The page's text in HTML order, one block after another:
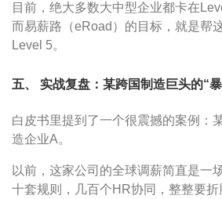
目前，绝大多数大中型企业都卡在
而易薪路（eRoad）的目标，就是帮
Level 5。
五、 实战复盘：某跨国制造巨头的“
白皮书里提到了一个很震撼的案例：
造企业A。
以前，这家公司的全球调薪简直是一
十套规则，几百个HR协同，整整要